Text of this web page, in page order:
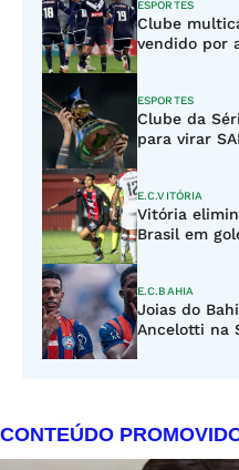
ESPORTES
Clube
vendido por
ESPORTES
Clube da
para virar
E.C.VITÓRIA
Vitória
Brasil em
E.C.BAHIA
Joias do
Ancelotti na